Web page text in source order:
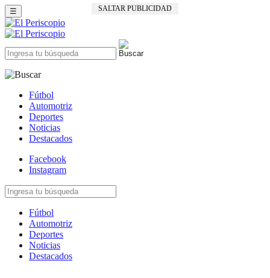
SALTAR PUBLICIDAD
☰
Fútbol
Automotriz
Deportes
Noticias
Destacados
Facebook
Instagram
Fútbol
Automotriz
Deportes
Noticias
Destacados